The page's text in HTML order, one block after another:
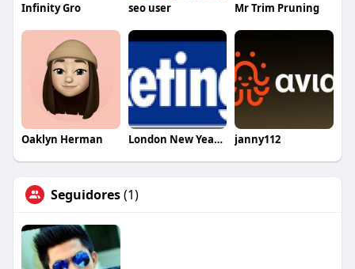
Infinity Gro seo user Mr Trim Pruning
Oaklyn Herman London New Year Eve Fireworks Tickets janny112
Seguidores(1)